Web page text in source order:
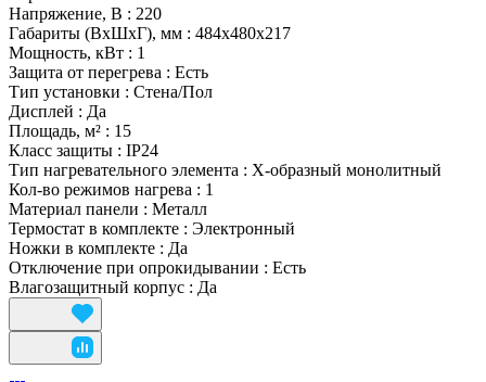
Напряжение, В : 220
Габариты (ВхШхГ), мм : 484x480x217
Мощность, кВт : 1
Защита от перегрева : Есть
Тип установки : Стена/Пол
Дисплей : Да
Площадь, м² : 15
Класс защиты : IP24
Тип нагревательного элемента : Х-образный монолитный
Кол-во режимов нагрева : 1
Материал панели : Металл
Термостат в комплекте : Электронный
Ножки в комплекте : Да
Отключение при опрокидывании : Есть
Влагозащитный корпус : Да